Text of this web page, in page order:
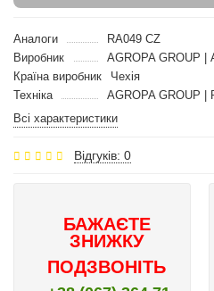
Аналоги
RA049 CZ
Виробник
AGROPA GROUP
Країна виробник
Чехія
Техніка
AGROPA GROUP |
Всі характеристики
Відгуків: 0
БАЖАЄТЕ
ЗНИЖКУ
ПОДЗВОНІТЬ